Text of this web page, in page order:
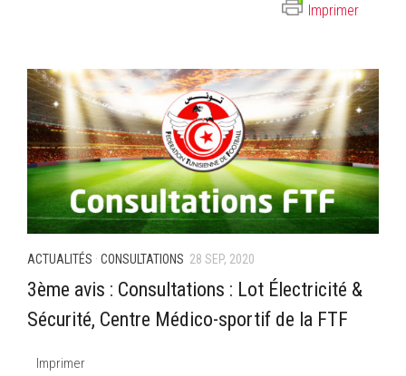
Imprimer
ACTUALITÉS · CONSULTATIONS 28 SEP, 2020
3ème avis : Consultations : Lot Électricité &
Sécurité, Centre Médico-sportif de la FTF
Imprimer